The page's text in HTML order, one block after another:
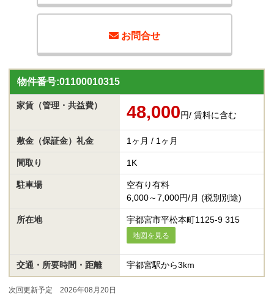
お問合せ
物件番号:01100010315
家賃 （管理・共益費） 48,000円/ 賃料に含む
敷金（保証金）礼金 1ヶ月 / 1ヶ月
間取り 1K
駐車場
空有り有料
6,000～7,000円/月 (税別別途)
所在地 宇都宮市平松本町1125-9 315
地図を見る
交通・所要時間・距離 宇都宮駅から3km
次回更新予定 2026年08月20日